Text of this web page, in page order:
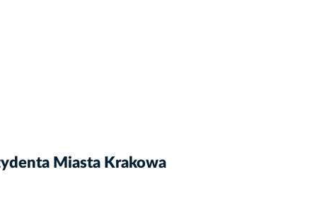
Miasta Krakowa